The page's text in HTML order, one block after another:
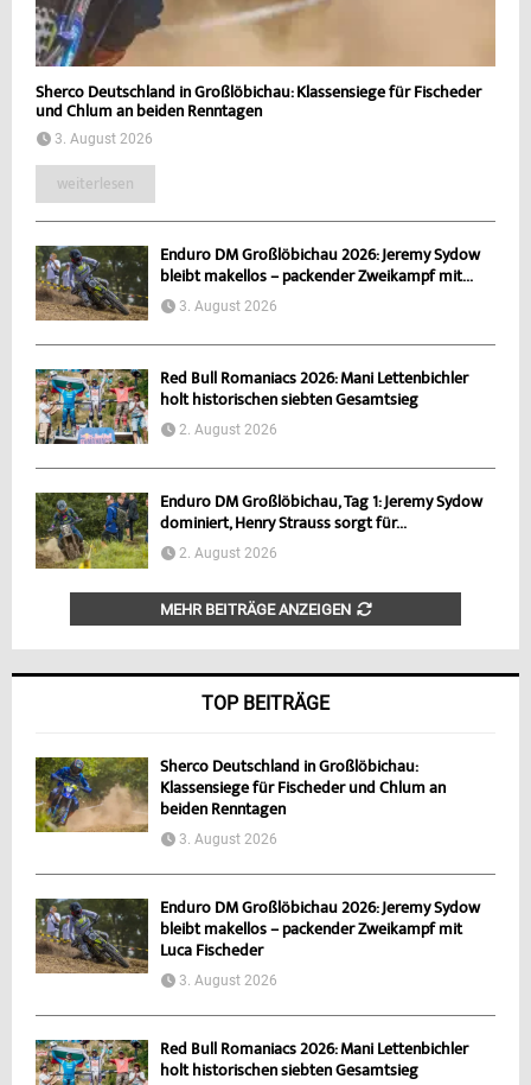
Sherco Deutschland in Großlöbichau: Klassensiege für Fischeder
und Chlum an beiden Renntagen
3. August 2026
weiterlesen
Enduro DM Großlöbichau 2026: Jeremy Sydow
bleibt makellos – packender Zweikampf mit...
3. August 2026
Red Bull Romaniacs 2026: Mani Lettenbichler
holt historischen siebten Gesamtsieg
2. August 2026
Enduro DM Großlöbichau, Tag 1: Jeremy Sydow
dominiert, Henry Strauss sorgt für...
2. August 2026
MEHR BEITRÄGE ANZEIGEN
TOP BEITRÄGE
Sherco Deutschland in Großlöbichau:
Klassensiege für Fischeder und Chlum an
beiden Renntagen
3. August 2026
Enduro DM Großlöbichau 2026: Jeremy Sydow
bleibt makellos – packender Zweikampf mit
Luca Fischeder
3. August 2026
Red Bull Romaniacs 2026: Mani Lettenbichler
holt historischen siebten Gesamtsieg